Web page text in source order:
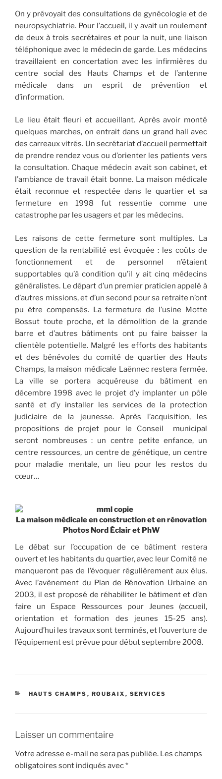
On y prévoyait des consultations de gynécologie et de
neuropsychiatrie. Pour l’accueil, il y avait un roulement
de deux à trois secrétaires et pour la nuit, une liaison
téléphonique avec le médecin de garde. Les médecins
travaillaient en concertation avec les infirmières du
centre social des Hauts Champs et de l’antenne
médicale dans un esprit de prévention et
d’information.
Le lieu était fleuri et accueillant. Après avoir monté
quelques marches, on entrait dans un grand hall avec
des carreaux vitrés. Un secrétariat d’accueil permettait
de prendre rendez vous ou d’orienter les patients vers
la consultation. Chaque médecin avait son cabinet, et
l’ambiance de travail était bonne. La maison médicale
était reconnue et respectée dans le quartier et sa
fermeture en 1998 fut ressentie comme une
catastrophe par les usagers et par les médecins.
Les raisons de cette fermeture sont multiples. La
question de la rentabilité est évoquée : les coûts de
fonctionnement et de personnel n’étaient
supportables qu’à condition qu’il y ait cinq médecins
généralistes. Le départ d’un premier praticien appelé à
d’autres missions, et d’un second pour sa retraite n’ont
pu être compensés. La fermeture de l’usine Motte
Bossut toute proche, et la démolition de la grande
barre et d’autres bâtiments ont pu faire baisser la
clientèle potentielle. Malgré les efforts des habitants
et des bénévoles du comité de quartier des Hauts
Champs, la maison médicale Laënnec restera fermée.
La ville se portera acquéreuse du bâtiment en
décembre 1998 avec le projet d’y implanter un pôle
santé et d’y installer les services de la protection
judiciaire de la jeunesse. Après l’acquisition, les
propositions de projet pour le Conseil municipal
seront nombreuses : un centre petite enfance, un
centre ressources, un centre de génétique, un centre
pour maladie mentale, un lieu pour les restos du
cœur…
La maison médicale en construction et en rénovation
Photos Nord Éclair et PhW
Le débat sur l’occupation de ce bâtiment restera
ouvert et les habitants du quartier, avec leur Comité ne
manqueront pas de l’évoquer régulièrement aux élus.
Avec l’avènement du Plan de Rénovation Urbaine en
2003, il est proposé de réhabiliter le bâtiment et d’en
faire un Espace Ressources pour Jeunes (accueil,
orientation et formation des jeunes 15-25 ans).
Aujourd’hui les travaux sont terminés, et l’ouverture de
l’équipement est prévue pour début septembre 2008.
CATÉGORIES
HAUTS CHAMPS , ROUBAIX , SERVICES
Laisser un commentaire
Votre adresse e-mail ne sera pas publiée. Les champs
obligatoires sont indiqués avec*